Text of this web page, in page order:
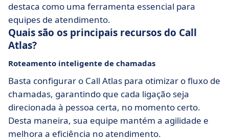
destaca como uma ferramenta essencial para
equipes de atendimento.
Quais são os principais recursos do Call
Atlas?
Roteamento inteligente de chamadas
Basta configurar o Call Atlas para otimizar o fluxo de
chamadas, garantindo que cada ligação seja
direcionada à pessoa certa, no momento certo.
Desta maneira, sua equipe mantém a agilidade e
melhora a eficiência no atendimento.